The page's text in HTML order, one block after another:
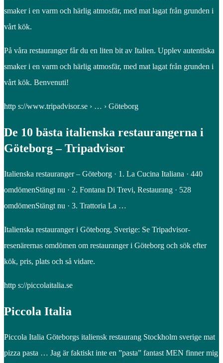
smaker i en varm och härlig atmosfär, med mat lagat från grunden i
vårt kök.
På våra restauranger får du en liten bit av Italien. Upplev autentiska
smaker i en varm och härlig atmosfär, med mat lagat från grunden i
vårt kök. Benvenuti!
http s://www.tripadvisor.se › … › Göteborg
De 10 bästa italienska restaurangerna i
Göteborg – Tripadvisor
Italienska restauranger – Göteborg · 1. La Cucina Italiana · 440
omdömenStängt nu · 2. Fontana Di Trevi, Restaurang · 528
omdömenStängt nu · 3. Trattoria La …
Italienska restauranger i Göteborg, Sverige: Se Tripadvisor-
resenärernas omdömen om restauranger i Göteborg och sök efter
kök, pris, plats och så vidare.
http s://piccolaitalia.se
Piccola Italia
Piccola Italia Göteborgs italiensk restaurang Stockholm sverige mat
pizza pasta … Jag är faktiskt inte en ”pasta” fantast MEN finner mig